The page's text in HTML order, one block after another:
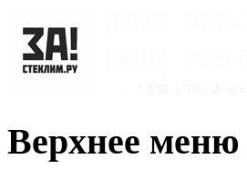
Верхнее меню